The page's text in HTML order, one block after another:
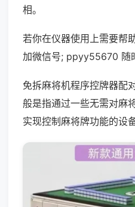
相。
若你在仪器使用上需要帮
加微信号; ppyy55670 随
免拆麻将机程序控牌器配
般是指通过一些无需对麻
实现控制麻将牌功能的设